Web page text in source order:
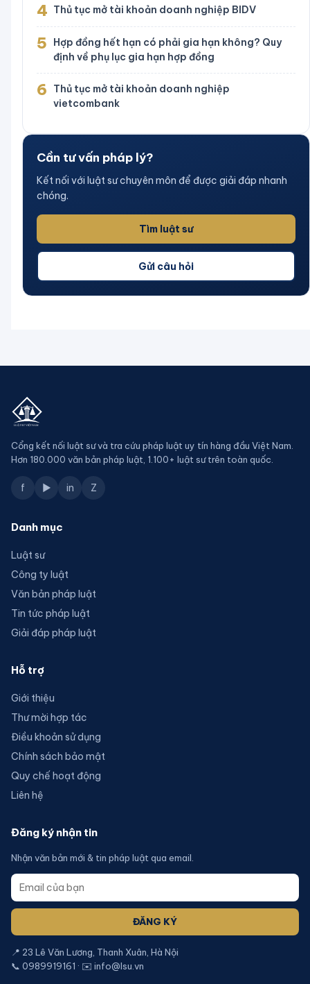
4 Thủ tục mở tài khoản doanh nghiệp BIDV
5
Hợp đồng hết hạn có phải gia hạn không? Quy
định về phụ lục gia hạn hợp đồng
6
Thủ tục mở tài khoản doanh nghiệp
vietcombank
Cần tư vấn pháp lý?
Kết nối với luật sư chuyên môn để được giải đáp nhanh
chóng.
Tìm luật sư
Gửi câu hỏi
Cổng kết nối luật sư và tra cứu pháp luật uy tín hàng đầu Việt Nam.
Hơn 180.000 văn bản pháp luật, 1.100+ luật sư trên toàn quốc.
f ▶ in Z
Danh mục
Luật sư
Công ty luật
Văn bản pháp luật
Tin tức pháp luật
Giải đáp pháp luật
Hỗ trợ
Giới thiệu
Thư mời hợp tác
Điều khoản sử dụng
Chính sách bảo mật
Quy chế hoạt động
Liên hệ
Đăng ký nhận tin
Nhận văn bản mới & tin pháp luật qua email.
ĐĂNG KÝ
📍 23 Lê Văn Lương, Thanh Xuân, Hà Nội
📞 0989919161 · ✉️ info@lsu.vn